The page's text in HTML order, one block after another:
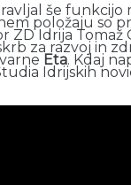
še
položaju so
ZD Idrija Tomaž
za razvoj in
Eta. Kdaj
Idrijskih